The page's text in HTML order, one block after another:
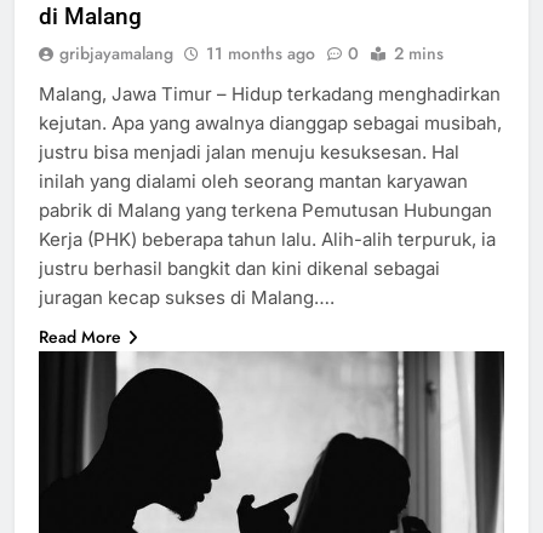
di Malang
gribjayamalang 11 months ago 0 2 mins
Malang, Jawa Timur – Hidup terkadang menghadirkan
kejutan. Apa yang awalnya dianggap sebagai musibah,
justru bisa menjadi jalan menuju kesuksesan. Hal
inilah yang dialami oleh seorang mantan karyawan
pabrik di Malang yang terkena Pemutusan Hubungan
Kerja (PHK) beberapa tahun lalu. Alih-alih terpuruk, ia
justru berhasil bangkit dan kini dikenal sebagai
juragan kecap sukses di Malang….
Read More